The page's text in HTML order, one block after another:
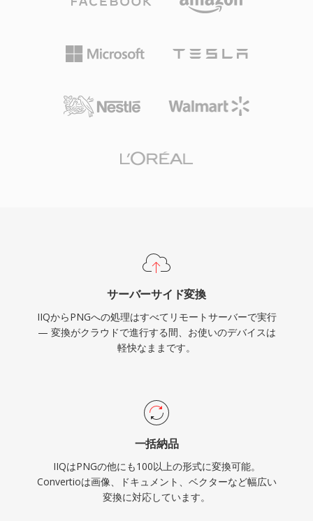
サーバーサイド変換
IIQからPNGへの処理はすべてリモートサーバーで実行
— 変換がクラウドで進行する間、お使いのデバイスは
軽快なままです。
一括納品
IIQはPNGの他にも100以上の形式に変換可能。
Convertioは画像、ドキュメント、ベクターなど幅広い
変換に対応しています。